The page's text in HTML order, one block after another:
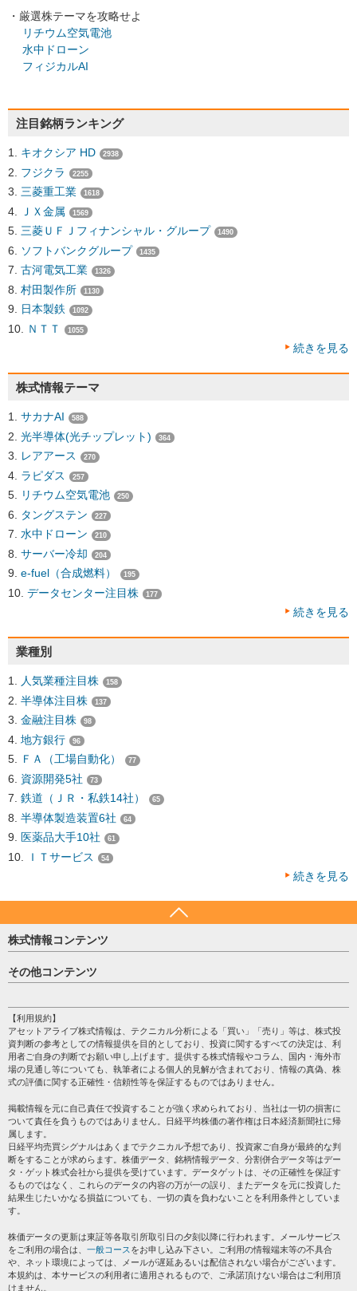
・厳選株テーマを攻略せよ
リチウム空気電池
水中ドローン
フィジカルAI
注目銘柄ランキング
キオクシア HD 2938
フジクラ 2255
三菱重工業 1618
ＪＸ金属 1569
三菱ＵＦＪフィナンシャル・グループ 1490
ソフトバンクグループ 1435
古河電気工業 1326
村田製作所 1130
日本製鉄 1092
ＮＴＴ 1055
続きを見る
株式情報テーマ
サカナAI 588
光半導体(光チップレット) 364
レアアース 270
ラピダス 257
リチウム空気電池 250
タングステン 227
水中ドローン 210
サーバー冷却 204
e-fuel（合成燃料） 195
データセンター注目株 177
続きを見る
業種別
人気業種注目株 158
半導体注目株 137
金融注目株 98
地方銀行 96
ＦＡ（工場自動化） 77
資源開発5社 73
鉄道（ＪＲ・私鉄14社） 65
半導体製造装置6社 64
医薬品大手10社 61
ＩＴサービス 54
続きを見る
株式情報コンテンツ
日経平均
売買シグナル
株テーマ情報
海外市況
投資カレンダー
格付け情報
その他コンテンツ
個人情報保護方針
プライバシーポリシー
会社案内
サイトマップ
過去データ
【利用規約】
アセットアライブ株式情報は、テクニカル分析による「買い」「売り」等は、株式投
資判断の参考としての情報提供を目的としており、投資に関するすべての決定は、利
用者ご自身の判断でお願い申し上げます。提供する株式情報やコラム、国内・海外市
場の見通し等についても、執筆者による個人的見解が含まれており、情報の真偽、株
式の評価に関する正確性・信頼性等を保証するものではありません。
掲載情報を元に自己責任で投資することが強く求められており、当社は一切の損害に
ついて責任を負うものではありません。日経平均株価の著作権は日本経済新聞社に帰
属します。
日経平均売買シグナルはあくまでテクニカル予想であり、投資家ご自身が最終的な判
断をすることが求めらます。株価データ、銘柄情報データ、分割併合データ等はデー
タ・ゲット株式会社から提供を受けています。データゲットは、その正確性を保証す
るものではなく、これらのデータの内容の万が一の誤り、またデータを元に投資した
結果生じたいかなる損益についても、一切の責を負わないことを利用条件としていま
す。
株価データの更新は東証等各取引所取引日の夕刻以降に行われます。メールサービス
をご利用の場合は、 一般コース をお申し込み下さい。ご利用の情報端末等の不具合
や、ネット環境によっては、メールが遅延あるいは配信されない場合がございます。
本規約は、本サービスの利用者に適用されるもので、ご承諾頂けない場合はご利用頂
けません。